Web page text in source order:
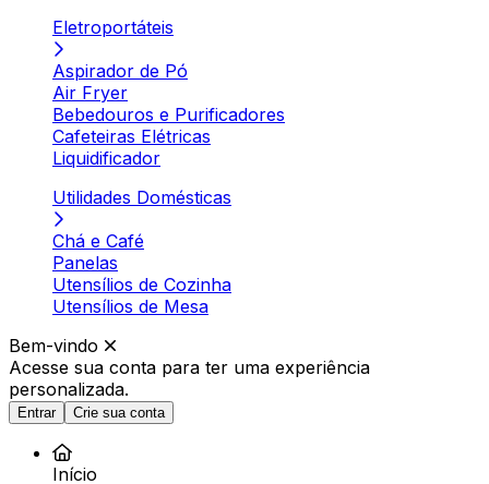
Eletroportáteis
Aspirador de Pó
Air Fryer
Bebedouros e Purificadores
Cafeteiras Elétricas
Liquidificador
Utilidades Domésticas
Chá e Café
Panelas
Utensílios de Cozinha
Utensílios de Mesa
Bem-vindo
Acesse sua conta para ter uma experiência
personalizada.
Entrar Crie sua conta
Início